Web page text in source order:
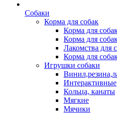
Собаки
Корма для собак
Корма для
Корма для
Лакомства для
Корма для
Игрушки собаки
Интерактивные
Кольца, канаты
Мягкие
Мячики